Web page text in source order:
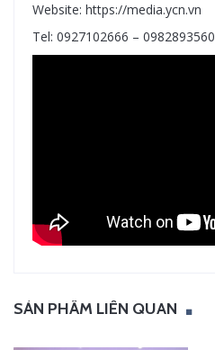
Website: https://media.ycn.vn
Tel: 0927102666 – 0982893560
SẢN PHẨM LIÊN QUAN